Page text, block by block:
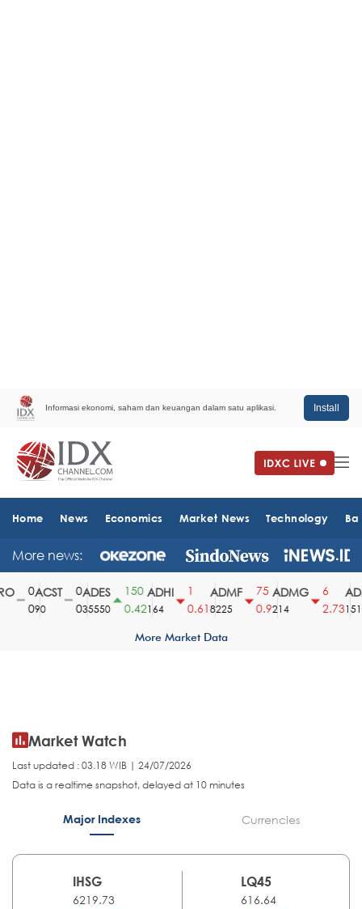
Informasi ekonomi, saham dan keuangan dalam satu aplikasi. Install
Home News Economics Market News Technology
More news:
ACST
90
ADES
35550
150
0.42
ADHI
164
0.61
ADMF
8225
75
0.9
ADMG
214
2.731510
More Market Data
Market Watch
Last updated : 03.18 WIB | 24/07/2026
Data is a realtime snapshot, delayed at 10 minutes
Major Indexes Currencies
IHSG
6219.73
LQ45
616.64